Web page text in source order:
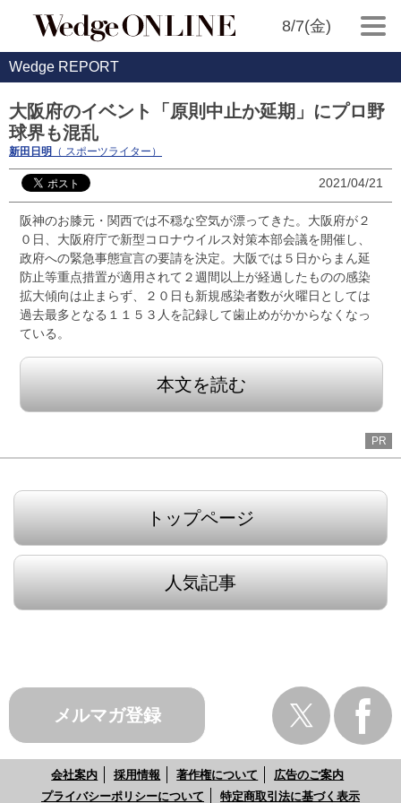
8/7(金)
Wedge REPORT
大阪府のイベント「原則中止か延期」にプロ野
球界も混乱
新田日明 （ スポーツライター）
2021/04/21
阪神のお膝元・関西では不穏な空気が漂ってきた。大阪府が２
０日、大阪府庁で新型コロナウイルス対策本部会議を開催し、
政府への緊急事態宣言の要請を決定。大阪では５日からまん延
防止等重点措置が適用されて２週間以上が経過したものの感染
拡大傾向は止まらず、２０日も新規感染者数が火曜日としては
過去最多となる１１５３人を記録して歯止めがかからなくなっ
ている。
本文を読む
PR
トップページ
人気記事
メルマガ登録
会社案内 採用情報 著作権について
広告のご案内
プライバシーポリシーについて
特定商取引法に基づく表示